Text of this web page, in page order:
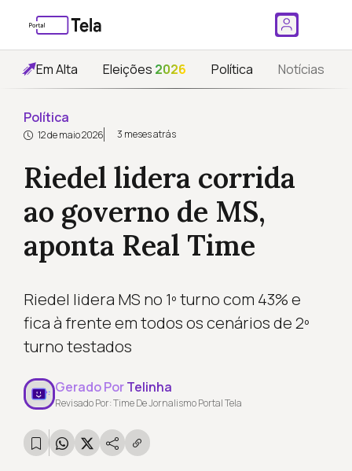
Em Alta Eleições 2026 Política Notícias
Política
12 de maio 2026 3 meses atrás
Riedel lidera corrida
ao governo de MS,
aponta Real Time
Riedel lidera MS no 1º turno com 43% e
fica à frente em todos os cenários de 2º
turno testados
Gerado PorTelinha
Revisado Por: Time De Jornalismo Portal Tela